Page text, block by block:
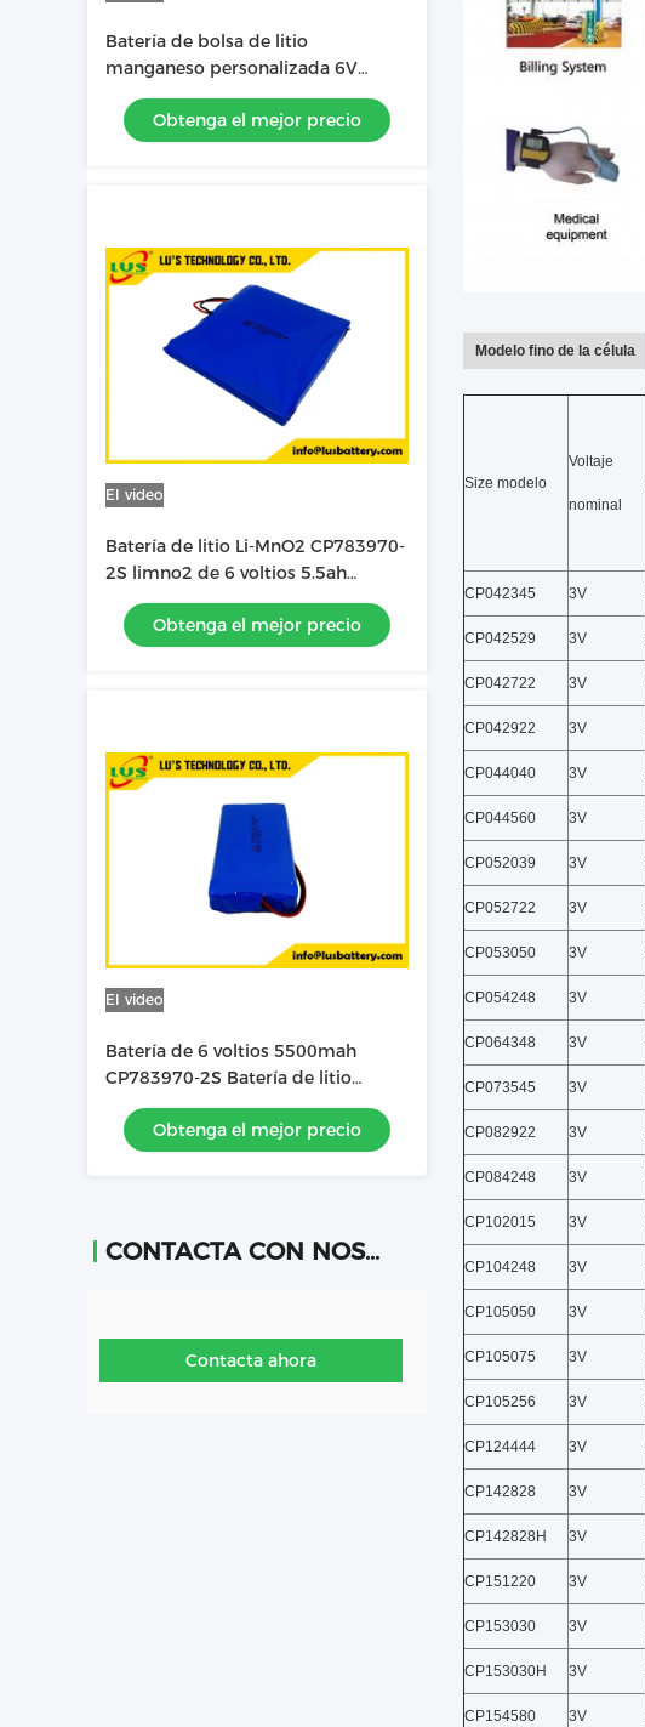
Batería de bolsa de litio
manganeso personalizada 6V
5500mah batería de celda delgada
CP783970-2S
Obtenga el mejor precio
El video
Batería de litio Li-MnO2 CP783970-
2S limno2 de 6 voltios 5.5ah
batería blanda fábrica OEM
Obtenga el mejor precio
El video
Batería de 6 voltios 5500mah
CP783970-2S Batería de litio
personalizada
Obtenga el mejor precio
CONTACTA CON NOSOTROS
Contacta ahora
Modelo fino de la célula
Size modelo
Voltaje
nominal
CP042345 3V
CP042529 3V
CP042722 3V
CP042922 3V
CP044040 3V
CP044560 3V
CP052039 3V
CP052722 3V
CP053050 3V
CP054248 3V
CP064348 3V
CP073545 3V
CP082922 3V
CP084248 3V
CP102015 3V
CP104248 3V
CP105050 3V
CP105075 3V
CP105256 3V
CP124444 3V
CP142828 3V
CP142828H 3V
CP151220 3V
CP153030 3V
CP153030H 3V
CP154580 3V